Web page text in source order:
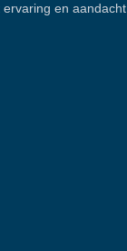
en aandacht